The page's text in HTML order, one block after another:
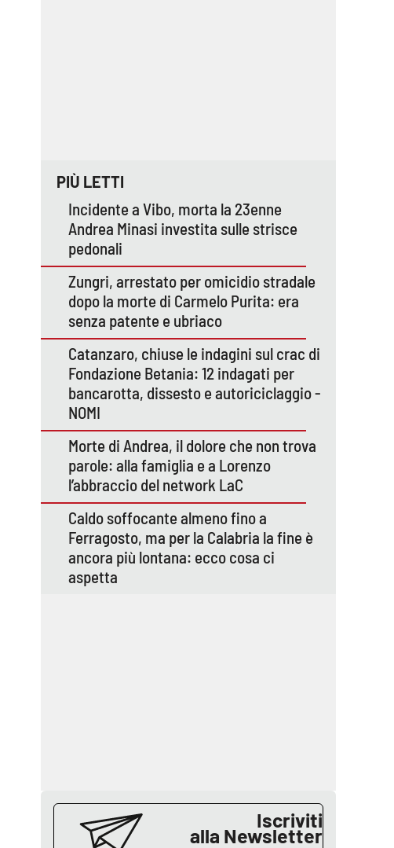
PIÙ LETTI
Incidente a Vibo, morta la 23enne
Andrea Minasi investita sulle strisce
pedonali
Zungri, arrestato per omicidio stradale
dopo la morte di Carmelo Purita: era
senza patente e ubriaco
Catanzaro, chiuse le indagini sul crac di
Fondazione Betania: 12 indagati per
bancarotta, dissesto e autoriciclaggio -
NOMI
Morte di Andrea, il dolore che non trova
parole: alla famiglia e a Lorenzo
l’abbraccio del network LaC
Caldo soffocante almeno fino a
Ferragosto, ma per la Calabria la fine è
ancora più lontana: ecco cosa ci
aspetta
Iscriviti
alla Newsletter